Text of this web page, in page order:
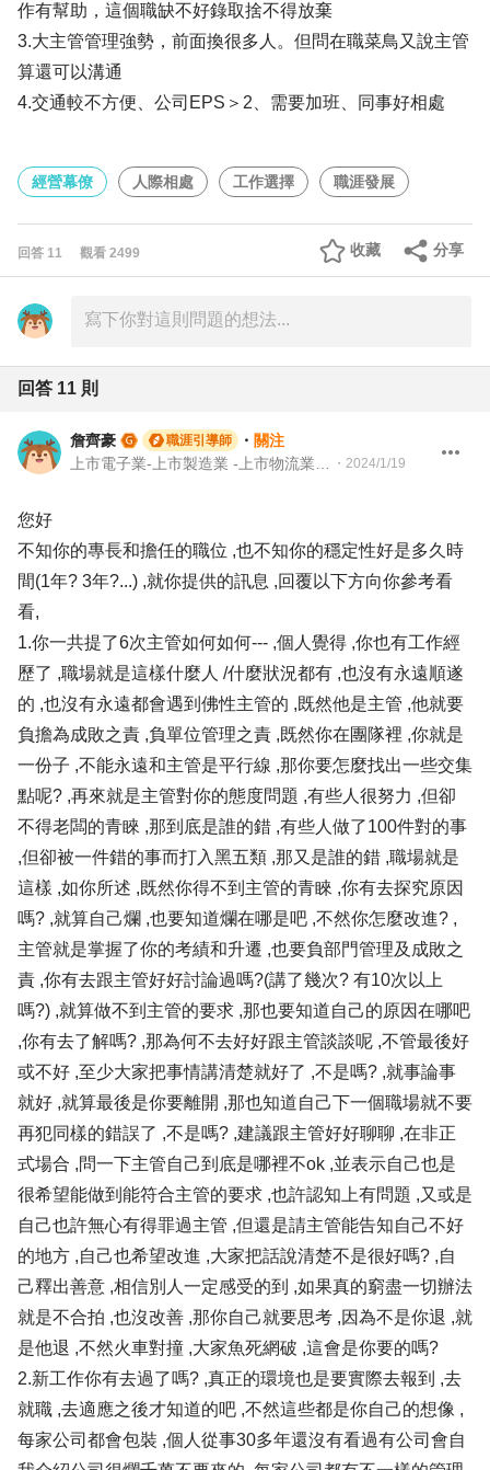
作有幫助，這個職缺不好錄取捨不得放棄
3.大主管管理強勢，前面換很多人。但問在職菜鳥又說主管
算還可以溝通
4.交通較不方便、公司EPS＞2、需要加班、同事好相處
經營幕僚 人際相處 工作選擇 職涯發展
回答 11 觀看 2499 分享
收藏
回答 11 則
詹齊豪 職涯引導師 ・ 關注
・ 2024/1/19
您好
不知你的專長和擔任的職位 ,也不知你的穩定性好是多久時
間(1年? 3年?...) ,就你提供的訊息 ,回覆以下方向你參考看
看,
1.你一共提了6次主管如何如何--- ,個人覺得 ,你也有工作經
歷了 ,職場就是這樣什麼人 /什麼狀況都有 ,也沒有永遠順遂
的 ,也沒有永遠都會遇到佛性主管的 ,既然他是主管 ,他就要
負擔為成敗之責 ,負單位管理之責 ,既然你在團隊裡 ,你就是
一份子 ,不能永遠和主管是平行線 ,那你要怎麼找出一些交集
點呢? ,再來就是主管對你的態度問題 ,有些人很努力 ,但卻
不得老闆的青睞 ,那到底是誰的錯 ,有些人做了100件對的事
,但卻被一件錯的事而打入黑五類 ,那又是誰的錯 ,職場就是
這樣 ,如你所述 ,既然你得不到主管的青睞 ,你有去探究原因
嗎? ,就算自己爛 ,也要知道爛在哪是吧 ,不然你怎麼改進? ,
主管就是掌握了你的考績和升遷 ,也要負部門管理及成敗之
責 ,你有去跟主管好好討論過嗎?(講了幾次? 有10次以上
嗎?) ,就算做不到主管的要求 ,那也要知道自己的原因在哪吧
,你有去了解嗎? ,那為何不去好好跟主管談談呢 ,不管最後好
或不好 ,至少大家把事情講清楚就好了 ,不是嗎? ,就事論事
就好 ,就算最後是你要離開 ,那也知道自己下一個職場就不要
再犯同樣的錯誤了 ,不是嗎? ,建議跟主管好好聊聊 ,在非正
式場合 ,問一下主管自己到底是哪裡不ok ,並表示自己也是
很希望能做到能符合主管的要求 ,也許認知上有問題 ,又或是
自己也許無心有得罪過主管 ,但還是請主管能告知自己不好
的地方 ,自己也希望改進 ,大家把話說清楚不是很好嗎? ,自
己釋出善意 ,相信別人一定感受的到 ,如果真的窮盡一切辦法
就是不合拍 ,也沒改善 ,那你自己就要思考 ,因為不是你退 ,就
是他退 ,不然火車對撞 ,大家魚死網破 ,這會是你要的嗎?
2.新工作你有去過了嗎? ,真正的環境也是要實際去報到 ,去
就職 ,去適應之後才知道的吧 ,不然這些都是你自己的想像 ,
每家公司都會包裝 ,個人從事30多年還沒有看過有公司會自